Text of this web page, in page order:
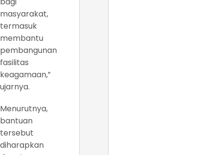
masyarakat,
termasuk
membantu
pembangunan
fasilitas
keagamaan,”
ujarnya.
Menurutnya,
bantuan
tersebut
diharapkan